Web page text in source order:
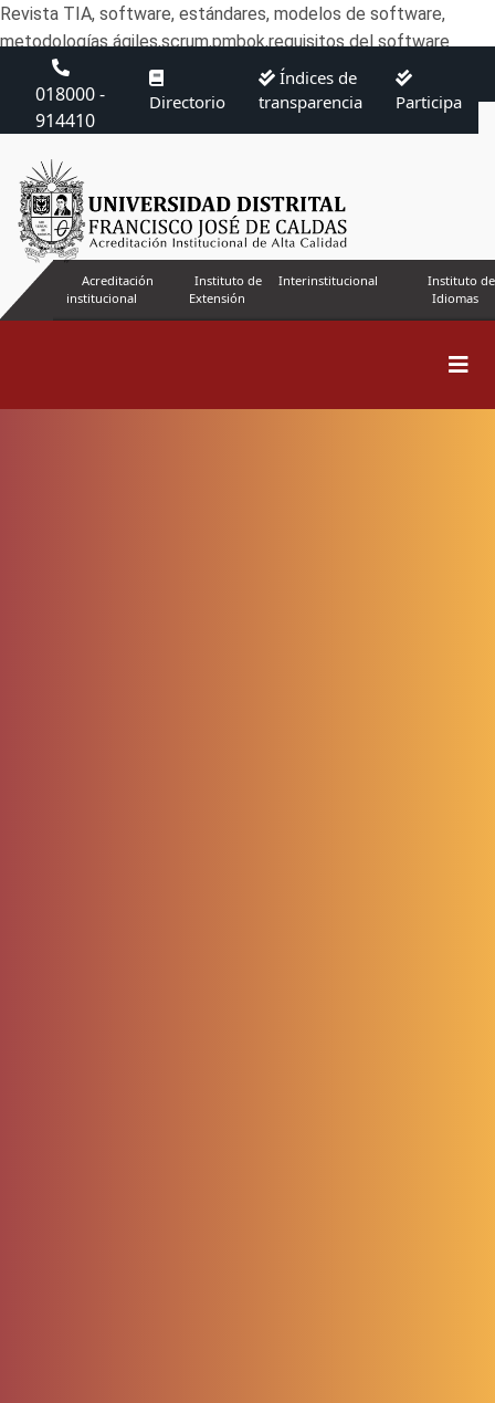
Revista TIA, software, estándares, modelos de software,
metodologías ágiles,scrum,pmbok,requisitos del software
018000 -
914410
Directorio
Índices de
transparencia
Participa
Acreditación
institucional
Instituto de
Extensión
Interinstitucional
Instituto de
Idiomas